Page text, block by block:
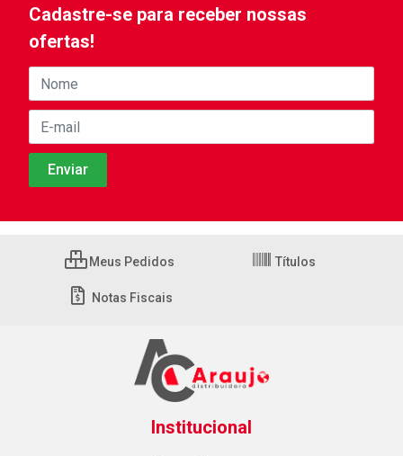
Cadastre-se para receber nossas
ofertas!
Meus Pedidos Títulos
Notas Fiscais
Institucional